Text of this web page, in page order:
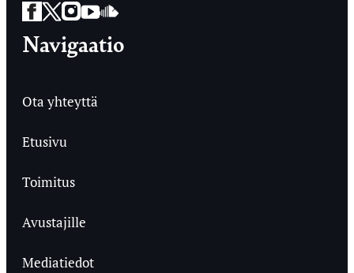
Facebook
Twitter
Instagram
YouTube
SoundCloud
Navigaatio
Ota yhteyttä
Etusivu
Toimitus
Avustajille
Mediatiedot